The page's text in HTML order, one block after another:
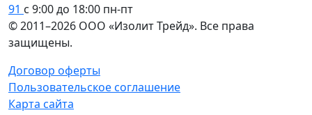
91 с 9:00 до 18:00 пн-пт
© 2011–2026 ООО «Изолит Трейд». Все права
защищены.
Договор оферты
Пользовательское соглашение
Карта сайта